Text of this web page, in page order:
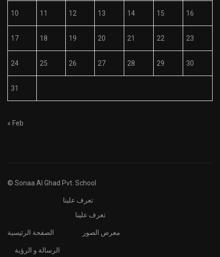
10 11 12 13 14 15 16
17 18 19 20 21 22 23
24 25 26 27 28 29 30
31
« Feb
© Sonaa Al Ghad Pvt. School
الصفحة الرئيسية
تعرف علينا
تعرف علينا
معرض الصور
الرسالة و الرؤية